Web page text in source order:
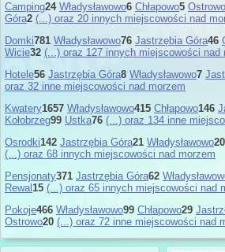
Camping24 Władysławowo6 Chłapowo5 Ostrowo
Góra2 (...) oraz 20 innych miejscowości nad
Domki781 Władysławowo76 Jastrzębia Góra46
Wicie32 (...) oraz 127 innych miejscowości nad
Hotele56 Jastrzębia Góra8 Władysławowo7
oraz 32 inne miejscowości nad morzem
Kwatery1657 Władysławowo415 Chłapowo146
Kołobrzeg99 Ustka76 (...) oraz 134 inne
Osrodki142 Jastrzębia Góra21 Władysławowo20
(...) oraz 68 innych miejscowości nad morzem
Pensjonaty371 Jastrzębia Góra62
Rewal 15 (...) oraz 65 innych miejscowości nad
Pokoje466 Władysławowo99 Chłapowo29
Ostrowo20 (...) oraz 72 inne miejscowości nad